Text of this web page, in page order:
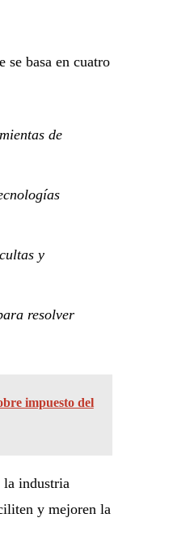
se basa en cuatro
de
y
resolver
impuesto del
la industria
y mejoren la